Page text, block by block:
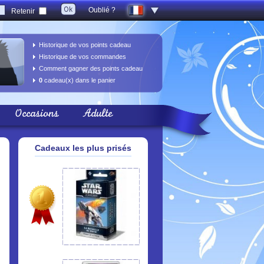
Retenir Oublié ?
Historique de vos points cadeau
Historique de vos commandes
Comment gagner des points cadeau
0 cadeau(x) dans le panier
Occasions Adulte
Cadeaux les plus prisés